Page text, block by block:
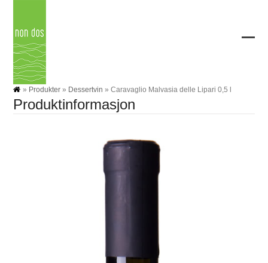
content
» Produkter » Dessertvin »Caravaglio Malvasia delle Lipari 0,5 l
Produktinformasjon